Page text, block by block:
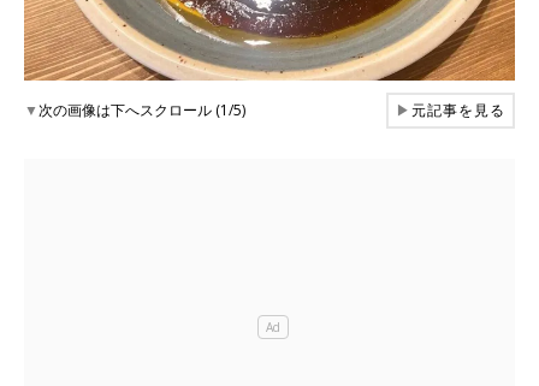
▼次の画像は下へスクロール (1/5) ▶元記事を見る